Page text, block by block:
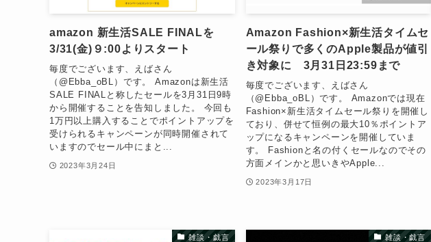
amazon 新生活SALE FINALを
3/31(金)９:00よりスタート
毎度でございます、えばさん
（@Ebba_oBL）です。 Amazonは新生活
SALE FINALと称したセールを3月31日9時
から開催することを告知しました。 今回も
1万円以上購入することでポイントアップを
受けられるキャンペーンが同時開催されて
いますのでセール中にまと...
2023年3月24日
Amazon Fashion×新生活タイムセ
ール祭りで多くのApple製品が値引
き対象に 3月31日23:59まで
毎度でございます、えばさん
（@Ebba_oBL）です。 Amazonでは現在
Fashion×新生活タイムセール祭りを開催し
ており、併せて恒例の最大10％ポイントア
ップになるキャンペーンを開催していま
す。 Fashionと名の付くセールなのでその
方面メインかと思いきやApple...
2023年3月17日
雑談・戯言 雑談・戯言